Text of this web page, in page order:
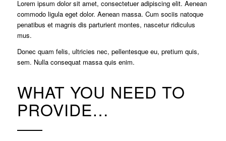
Lorem ipsum dolor sit amet, consectetuer adipiscing elit. Aenean
commodo ligula eget dolor. Aenean massa. Cum sociis natoque
penatibus et magnis dis parturient montes, nascetur ridiculus
mus.
Donec quam felis, ultricies nec, pellentesque eu, pretium quis,
sem. Nulla consequat massa quis enim.
WHAT YOU NEED TO
PROVIDE…